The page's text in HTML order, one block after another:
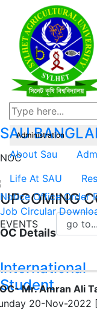
SAU
About Sau
Life At SAU
UPCOMING
EVENTS
International
Student
Administration
NOC
Notice Office Order
Job Circular
Details
Mr. Amran Ali
20-Nov-2022